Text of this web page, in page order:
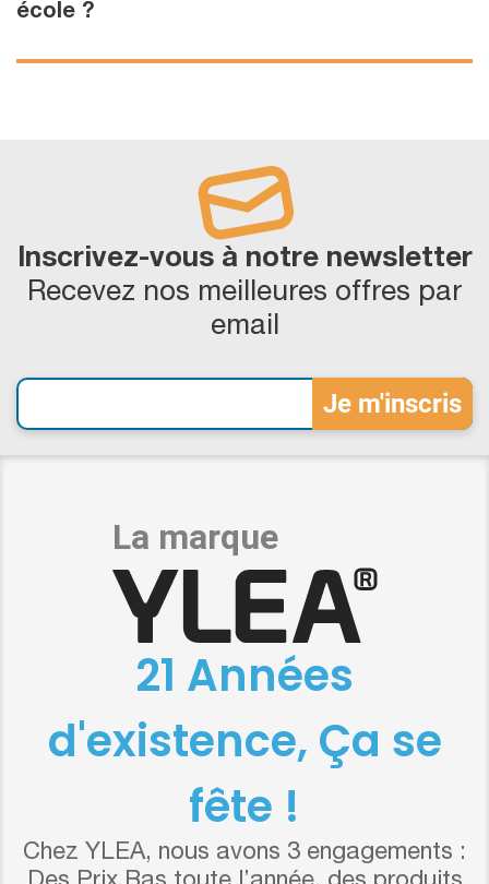
école ?
Inscrivez-vous à notre newsletter
Recevez nos meilleures offres par
email
21 Années
d'existence, Ça se
fête !
Chez YLEA, nous avons 3 engagements :